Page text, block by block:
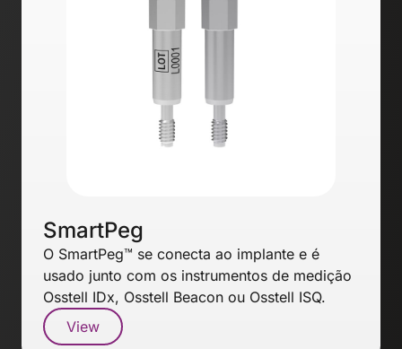
SmartPeg
O SmartPeg™ se conecta ao implante e é
usado junto com os instrumentos de medição
Osstell IDx, Osstell Beacon ou Osstell ISQ.
View